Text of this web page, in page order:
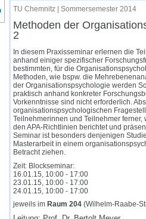
des Kursmenüs
TU Chemnitz | Sommersemester 2014
Methoden der
2
In diesem Praxisseminar erlernen die
anhand einiger spezifischer
bestimmten, für die
Methoden, wie bspw. die
der Organisationspsychologie werden
praktisch anhand konkreter
Vorkenntnisse sind nicht erforderlich.
organisationspsychologischen
Teilnehmerinnen und Teilnehmer
den APA-Richtlinien berichtet und
Seminar ist besonders denjenigen
Masterarbeit in einem
Betracht ziehen.
Zeit: Blockseminar:
16.01.15, 10:00 - 17:00
23.01.15, 10:00 - 17:00
24.01.15, 10:00 - 17:00
jeweils im Raum 204 (Wilhelm-Raabe-